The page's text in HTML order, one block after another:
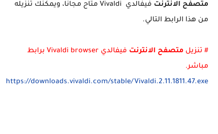
متصفح الانترنت
فيفالدي Vivaldi متاح مجانًا، ويمكنك تنزيله
من هذا الرابط التالي.
# تنزيل متصفح الانترنت
فيفالدي Vivaldi browser برابط
مباشر.
https://downloads.vivaldi.com/stable/Vivaldi.2.11.1811.47.exe